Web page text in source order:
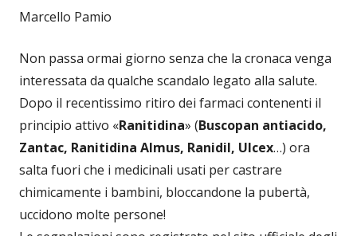
Marcello Pamio
Non passa ormai giorno senza che la cronaca venga
interessata da qualche scandalo legato alla salute.
Dopo il recentissimo ritiro dei farmaci contenenti il
principio attivo «Ranitidina» (Buscopan antiacido,
Zantac, Ranitidina Almus, Ranidil, Ulcex…) ora
salta fuori che i medicinali usati per castrare
chimicamente i bambini, bloccandone la pubertà,
uccidono molte persone!